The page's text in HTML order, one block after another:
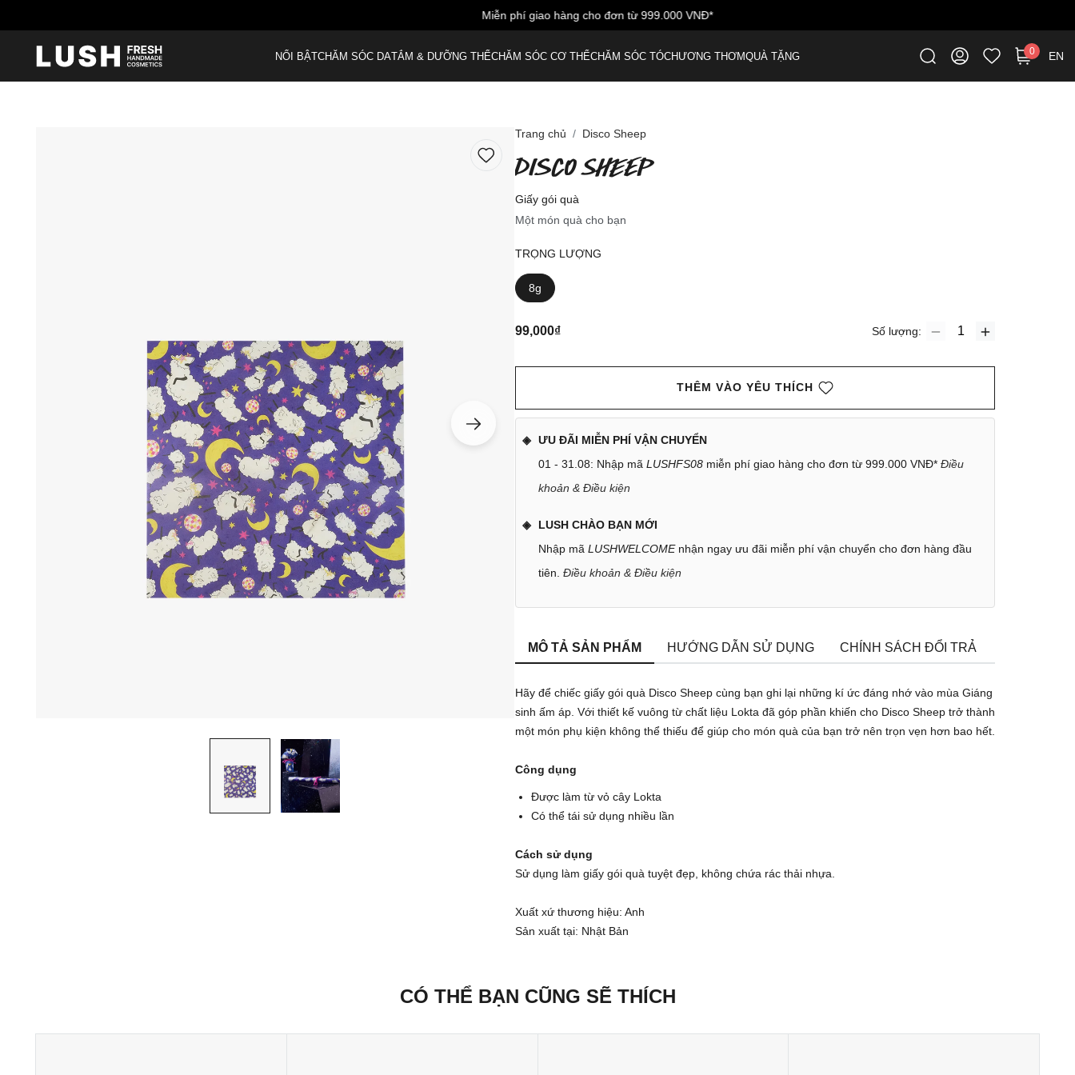
Miễn phí giao hàng cho đơn từ 999.000 VNĐ*
NỔI BẬTCHĂM SÓC DATẮM & DƯỠNG THỂCHĂM SÓC CƠ THỂCHĂM SÓC TÓCHƯƠNG THƠMQUÀ TẶNG 0 EN
Trang chủ Disco Sheep
DISCO SHEEP
Giấy gói quà
Một món quà cho bạn
TRỌNG LƯỢNG
8g
99,000₫ Số lượng:
THÊM VÀO YÊU THÍCH
ƯU ĐÃI MIỄN PHÍ VẬN CHUYỂN
01 - 31.08: Nhập mã LUSHFS08 miễn phí giao hàng cho đơn từ 999.000 VNĐ* Điều
khoản & Điều kiện
LUSH CHÀO BẠN MỚI
Nhập mã LUSHWELCOMEnhận ngay ưu đãi miễn phí vận chuyển cho đơn hàng đầu
tiên. Điều khoản & Điều kiện
MÔ TẢ SẢN PHẨM HƯỚNG DẪN SỬ DỤNG CHÍNH SÁCH ĐỔI TRẢ
Hãy để chiếc giấy gói quà Disco Sheep cùng bạn ghi lại những kí ức đáng nhớ vào mùa Giáng
sinh ấm áp. Với thiết kế vuông từ chất liệu Lokta đã góp phần khiến cho Disco Sheep trở thành
một món phụ kiện không thể thiếu để giúp cho món quà của bạn trở nên trọn vẹn hơn bao hết.
Công dụng
Được làm từ vỏ cây Lokta
Có thể tái sử dụng nhiều lần
Cách sử dụng
Sử dụng làm giấy gói quà tuyệt đẹp, không chứa rác thải nhựa.
Xuất xứ thương hiệu: Anh
Sản xuất tại: Nhật Bản
CÓ THỂ BẠN CŨNG SẼ THÍCH